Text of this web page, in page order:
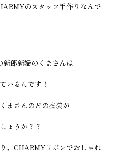
のスタッフ手作りなんで
郎新婦のくまさんは
いるんです！
まさんのどの衣装が
ょうか？？
、CHARMYリボンでおしゃれ